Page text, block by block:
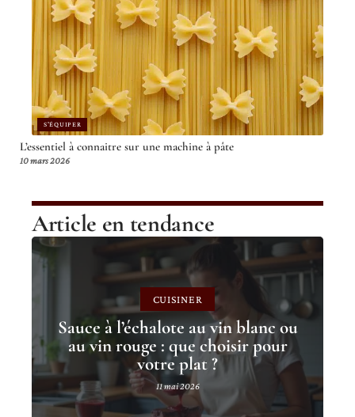
S'ÉQUIPER
L’essentiel à connaitre sur une machine à pâte
10 mars 2026
Article en tendance
CUISINER
Sauce à l’échalote au vin blanc ou
au vin rouge : que choisir pour
votre plat ?
11 mai 2026